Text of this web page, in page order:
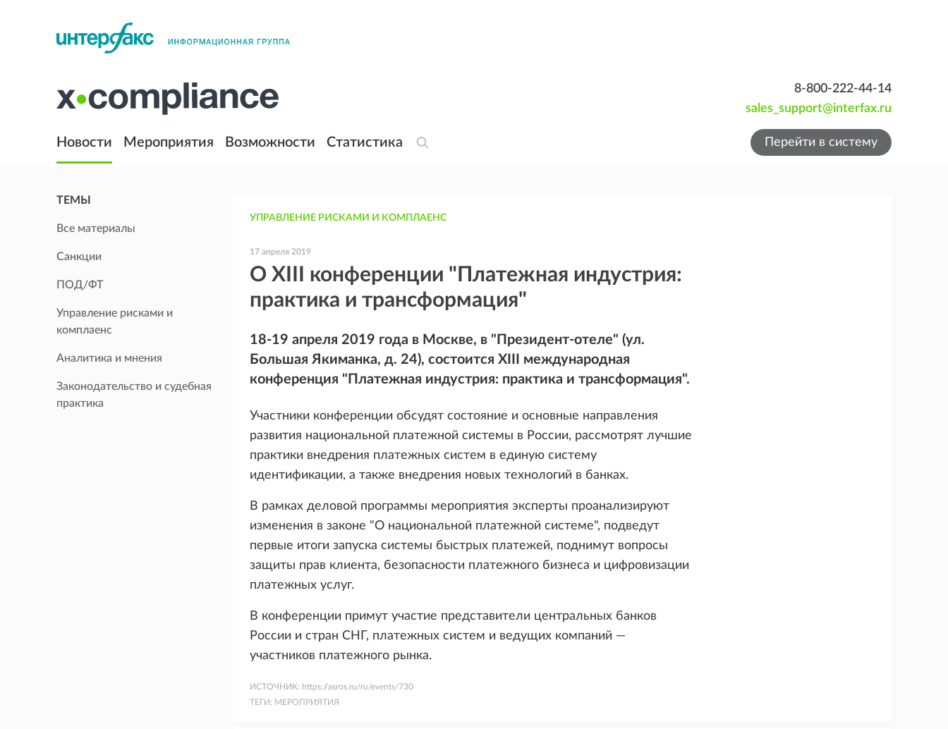
8-800-222-44-14
sales_support@interfax.ru
Новости Мероприятия Возможности Статистика Перейти в систему
ТЕМЫ
Все материалы
Санкции
ПОД/ФТ
Управление рисками и
комплаенс
Аналитика и мнения
Законодательство и судебная
практика
УПРАВЛЕНИЕ РИСКАМИ И КОМПЛАЕНС
17 апреля 2019
О XIII конференции "Платежная индустрия:
практика и трансформация"
18-19 апреля 2019 года в Москве, в "Президент-отеле" (ул.
Большая Якиманка, д. 24), состоится XIII международная
конференция "Платежная индустрия: практика и трансформация".
Участники конференции обсудят состояние и основные направления
развития национальной платежной системы в России, рассмотрят лучшие
практики внедрения платежных систем в единую систему
идентификации, а также внедрения новых технологий в банках.
В рамках деловой программы мероприятия эксперты проанализируют
изменения в законе "О национальной платежной системе", подведут
первые итоги запуска системы быстрых платежей, поднимут вопросы
защиты прав клиента, безопасности платежного бизнеса и цифровизации
платежных услуг.
В конференции примут участие представители центральных банков
России и стран СНГ, платежных систем и ведущих компаний —
участников платежного рынка.
ИСТОЧНИК: https://asros.ru/ru/events/730
ТЕГИ: МЕРОПРИЯТИЯ